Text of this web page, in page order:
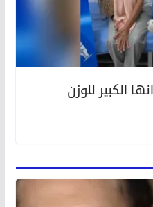
الكبير للوزن